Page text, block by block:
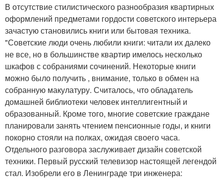
В отсутствие стилистического разнообразия квартирных
оформлений предметами гордости советского интерьера
зачастую становились книги или бытовая техника.
"Советские люди очень любили книги: читали их далеко
не все, но в большинстве квартир имелось несколько
шкафов с собраниями сочинений. Некоторые книги
можно было получить , внимание, только в обмен на
собранную макулатуру. Считалось, что обладатель
домашней библиотеки человек интеллигентный и
образованный. Кроме того, многие советские граждане
планировали занять чтением пенсионные годы, и книги
покорно стояли на полках, ожидая своего часа.
Отдельного разговора заслуживает дизайн советской
техники. Первый русский телевизор настоящей легендой
стал. Изобрели его в Ленинграде три инженера: